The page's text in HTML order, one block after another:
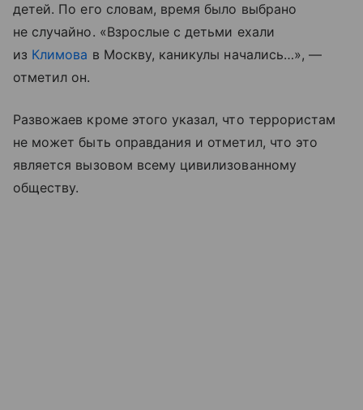
детей. По его словам, время было выбрано
не случайно. «Взрослые с детьми ехали
из Климова в Москву, каникулы начались…», —
отметил он.
Развожаев кроме этого указал, что террористам
не может быть оправдания и отметил, что это
является вызовом всему цивилизованному
обществу.